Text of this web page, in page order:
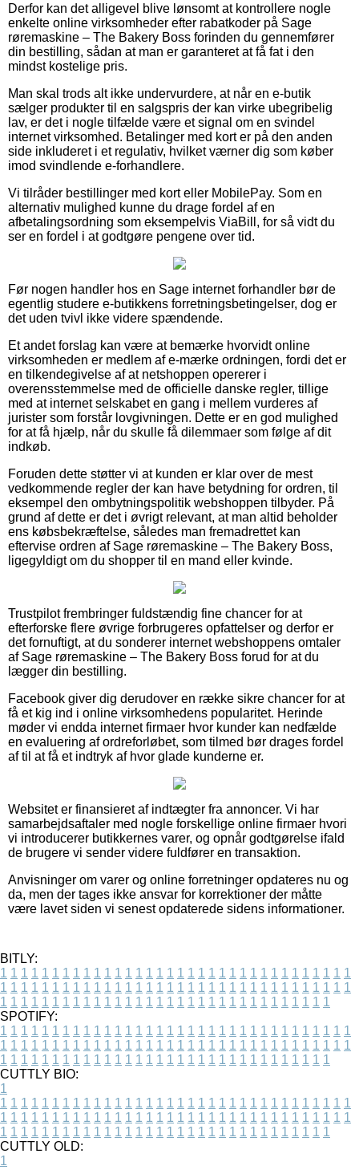
Derfor kan det alligevel blive lønsomt at kontrollere nogle
enkelte online virksomheder efter rabatkoder på Sage
røremaskine – The Bakery Boss forinden du gennemfører
din bestilling, sådan at man er garanteret at få fat i den
mindst kostelige pris.
Man skal trods alt ikke undervurdere, at når en e-butik
sælger produkter til en salgspris der kan virke ubegribelig
lav, er det i nogle tilfælde være et signal om en svindel
internet virksomhed. Betalinger med kort er på den anden
side inkluderet i et regulativ, hvilket værner dig som køber
imod svindlende e-forhandlere.
Vi tilråder bestillinger med kort eller MobilePay. Som en
alternativ mulighed kunne du drage fordel af en
afbetalingsordning som eksempelvis ViaBill, for så vidt du
ser en fordel i at godtgøre pengene over tid.
Før nogen handler hos en Sage internet forhandler bør de
egentlig studere e-butikkens forretningsbetingelser, dog er
det uden tvivl ikke videre spændende.
Et andet forslag kan være at bemærke hvorvidt online
virksomheden er medlem af e-mærke ordningen, fordi det er
en tilkendegivelse af at netshoppen opererer i
overensstemmelse med de officielle danske regler, tillige
med at internet selskabet en gang i mellem vurderes af
jurister som forstår lovgivningen. Dette er en god mulighed
for at få hjælp, når du skulle få dilemmaer som følge af dit
indkøb.
Foruden dette støtter vi at kunden er klar over de mest
vedkommende regler der kan have betydning for ordren, til
eksempel den ombytningspolitik webshoppen tilbyder. På
grund af dette er det i øvrigt relevant, at man altid beholder
ens købsbekræftelse, således man fremadrettet kan
eftervise ordren af Sage røremaskine – The Bakery Boss,
ligegyldigt om du shopper til en mand eller kvinde.
Trustpilot frembringer fuldstændig fine chancer for at
efterforske flere øvrige forbrugeres opfattelser og derfor er
det fornuftigt, at du sonderer internet webshoppens omtaler
af Sage røremaskine – The Bakery Boss forud for at du
lægger din bestilling.
Facebook giver dig derudover en række sikre chancer for at
få et kig ind i online virksomhedens popularitet. Herinde
møder vi endda internet firmaer hvor kunder kan nedfælde
en evaluering af ordreforløbet, som tilmed bør drages fordel
af til at få et indtryk af hvor glade kunderne er.
Websitet er finansieret af indtægter fra annoncer. Vi har
samarbejdsaftaler med nogle forskellige online firmaer hvori
vi introducerer butikkernes varer, og opnår godtgørelse ifald
de brugere vi sender videre fuldfører en transaktion.
Anvisninger om varer og online forretninger opdateres nu og
da, men der tages ikke ansvar for korrektioner der måtte
være lavet siden vi senest opdaterede sidens informationer.
BITLY:
1 1 1 1 1 1 1 1 1 1 1 1 1 1 1 1 1 1 1 1 1 1 1 1 1 1 1 1 1 1 1 1 1 1
1 1 1 1 1 1 1 1 1 1 1 1 1 1 1 1 1 1 1 1 1 1 1 1 1 1 1 1 1 1 1 1 1 1
1 1 1 1 1 1 1 1 1 1 1 1 1 1 1 1 1 1 1 1 1 1 1 1 1 1 1 1 1 1 1 1
SPOTIFY:
1 1 1 1 1 1 1 1 1 1 1 1 1 1 1 1 1 1 1 1 1 1 1 1 1 1 1 1 1 1 1 1 1 1
1 1 1 1 1 1 1 1 1 1 1 1 1 1 1 1 1 1 1 1 1 1 1 1 1 1 1 1 1 1 1 1 1 1
1 1 1 1 1 1 1 1 1 1 1 1 1 1 1 1 1 1 1 1 1 1 1 1 1 1 1 1 1 1 1 1
CUTTLY BIO:
1
1 1 1 1 1 1 1 1 1 1 1 1 1 1 1 1 1 1 1 1 1 1 1 1 1 1 1 1 1 1 1 1 1 1
1 1 1 1 1 1 1 1 1 1 1 1 1 1 1 1 1 1 1 1 1 1 1 1 1 1 1 1 1 1 1 1 1 1
1 1 1 1 1 1 1 1 1 1 1 1 1 1 1 1 1 1 1 1 1 1 1 1 1 1 1 1 1 1 1 1
CUTTLY OLD:
1